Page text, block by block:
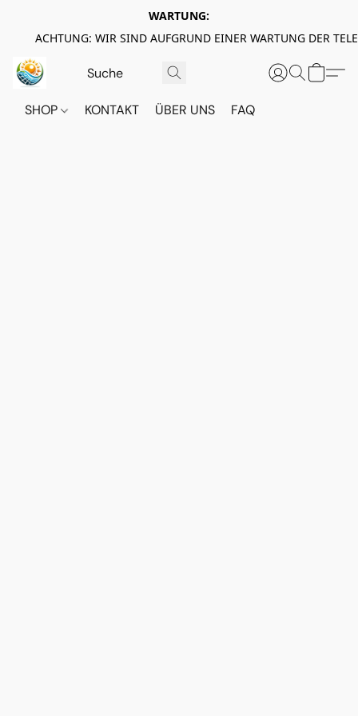
WARTUNG:
ACHTUNG: WIR SIND AUFGRUND EINER WARTUNG DER
SHOP KONTAKT ÜBER UNS FAQ